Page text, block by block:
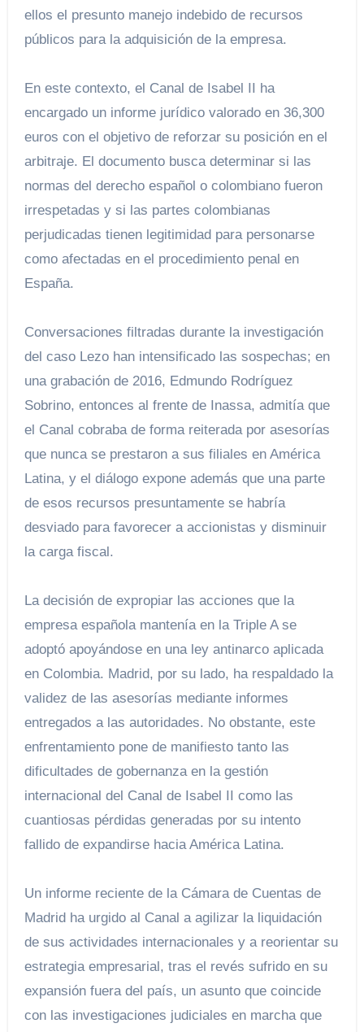
ellos el presunto manejo indebido de recursos
públicos para la adquisición de la empresa.
En este contexto, el Canal de Isabel II ha
encargado un informe jurídico valorado en 36,300
euros con el objetivo de reforzar su posición en el
arbitraje. El documento busca determinar si las
normas del derecho español o colombiano fueron
irrespetadas y si las partes colombianas
perjudicadas tienen legitimidad para personarse
como afectadas en el procedimiento penal en
España.
Conversaciones filtradas durante la investigación
del caso Lezo han intensificado las sospechas; en
una grabación de 2016, Edmundo Rodríguez
Sobrino, entonces al frente de Inassa, admitía que
el Canal cobraba de forma reiterada por asesorías
que nunca se prestaron a sus filiales en América
Latina, y el diálogo expone además que una parte
de esos recursos presuntamente se habría
desviado para favorecer a accionistas y disminuir
la carga fiscal.
La decisión de expropiar las acciones que la
empresa española mantenía en la Triple A se
adoptó apoyándose en una ley antinarco aplicada
en Colombia. Madrid, por su lado, ha respaldado la
validez de las asesorías mediante informes
entregados a las autoridades. No obstante, este
enfrentamiento pone de manifiesto tanto las
dificultades de gobernanza en la gestión
internacional del Canal de Isabel II como las
cuantiosas pérdidas generadas por su intento
fallido de expandirse hacia América Latina.
Un informe reciente de la Cámara de Cuentas de
Madrid ha urgido al Canal a agilizar la liquidación
de sus actividades internacionales y a reorientar su
estrategia empresarial, tras el revés sufrido en su
expansión fuera del país, un asunto que coincide
con las investigaciones judiciales en marcha que